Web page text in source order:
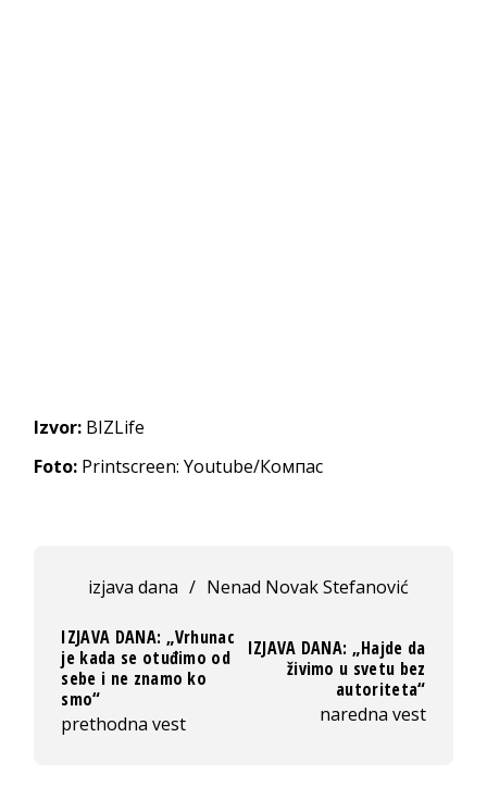
Izvor: BIZLife
Foto: Printscreen: Youtube/Компас
izjava dana / Nenad Novak Stefanović
IZJAVA DANA: „Vrhunac
je kada se otuđimo od
sebe i ne znamo ko
smo“
prethodna vest
IZJAVA DANA: „Hajde da
živimo u svetu bez
autoriteta“
naredna vest